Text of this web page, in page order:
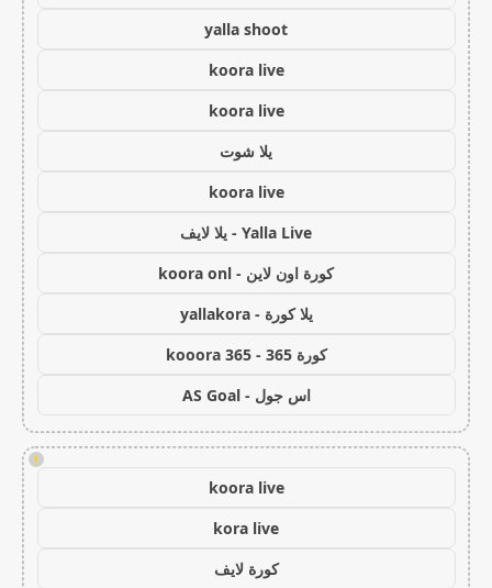
yalla shoot
koora live
koora live
يلا شوت
koora live
Yalla Live - يلا لايف
كورة اون لاين - koora onl
يلا كورة - yallakora
كورة 365 - kooora 365
اس جول - AS Goal
!
koora live
kora live
كورة لايف